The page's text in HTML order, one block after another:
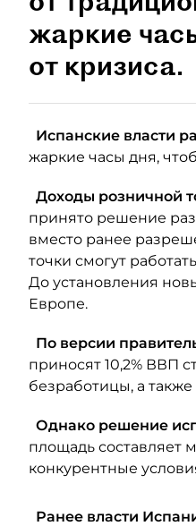
жаркие
от кризиса.
Испанские власти
жаркие часы дня,
Доходы розничной
принято решение
вместо ранее
точки смогут
До установления
Европе.
По версии
приносят 10,2% ВВП
безработицы, а
Однако решение
площадь составляет
конкурентные
Ранее власти